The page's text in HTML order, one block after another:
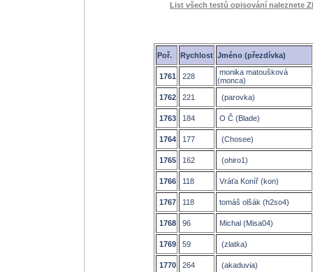
List všech testů opisování naleznete
Poř. Rychlost Jméno (přezdívka)
1761 228
monika matoušková
(monca)
1762
221 (parovka)
1763 184 O Č (Blade)
1764 177 (Chosee)
1765 162 (ohiro1)
1766 118 Vráťa Koníř (kon)
1767 118 tomáš olšák (h2so4)
1768 96 Michal (Misa04)
1769 59 (zlatka)
1770 264 (akaduvia)